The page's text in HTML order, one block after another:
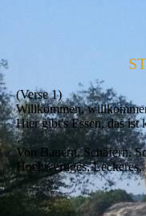
(Verse 1)
Willkommen,
Hier gibt's Essen, das ist
Von Bauern, Schäfern,
Hochwertiges, Leckeres,